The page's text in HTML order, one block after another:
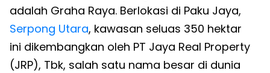
adalah Graha Raya. Berlokasi di Paku Jaya,
Serpong Utara, kawasan seluas 350 hektar
ini dikembangkan oleh PT Jaya Real Property
(JRP), Tbk, salah satu nama besar di dunia